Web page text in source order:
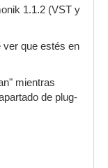
1.1.2 (VST y
ver que estés en
mientras
de plug-